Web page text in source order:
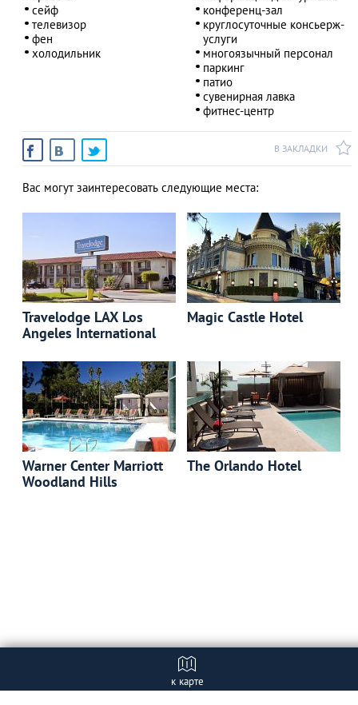
сейф
телевизор
фен
холодильник
конференц-зал
круглосуточные консьерж-
услуги
многоязычный персонал
паркинг
патио
сувенирная лавка
фитнес-центр
В ЗАКЛАДКИ
Вас могут заинтересовать следующие места:
Travelodge LAX Los
Angeles International
Magic Castle Hotel
Warner Center Marriott
Woodland Hills
The Orlando Hotel
к карте